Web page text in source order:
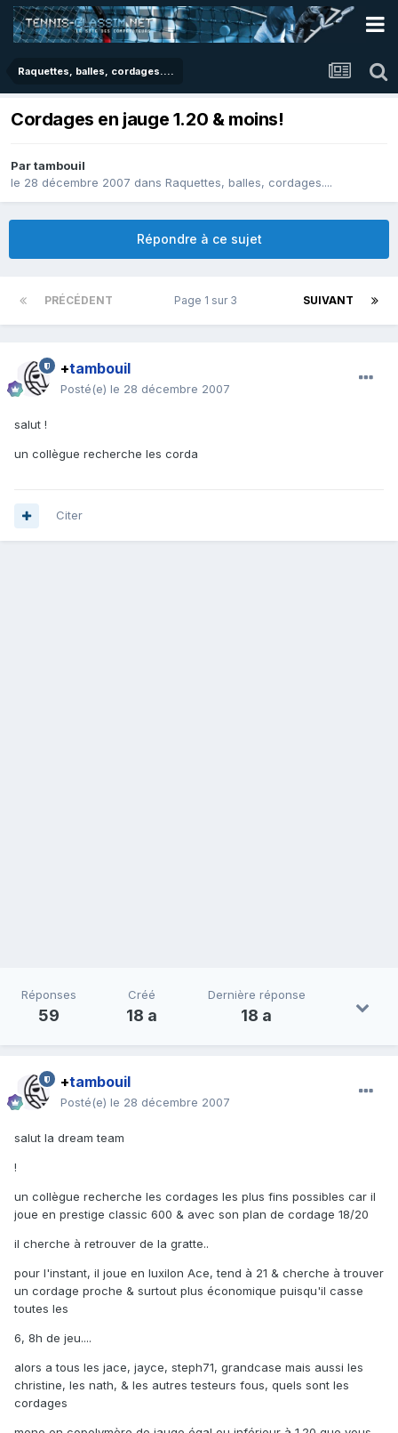
Raquettes, balles, cordages....
Cordages en jauge 1.20 & moins!
Partambouil
le 28 décembre 2007 dans Raquettes, balles, cordages....
Répondre à ce sujet
PRÉCÉDENT SUIVANT
Page 1 sur 3
+tambouil
Posté(e) le 28 décembre 2007
salut !
un collègue recherche les corda
Citer
Réponses
59
Créé
18 a
Dernière réponse
18 a
+tambouil
Posté(e) le 28 décembre 2007
salut la dream team
!
un collègue recherche les cordages les plus fins possibles car il
joue en prestige classic 600 & avec son plan de cordage 18/20
il cherche à retrouver de la gratte..
pour l'instant, il joue en luxilon Ace, tend à 21 & cherche à trouver
un cordage proche & surtout plus économique puisqu'il casse
toutes les
6, 8h de jeu....
alors a tous les jace, jayce, steph71, grandcase mais aussi les
christine, les nath, & les autres testeurs fous, quels sont les
cordages